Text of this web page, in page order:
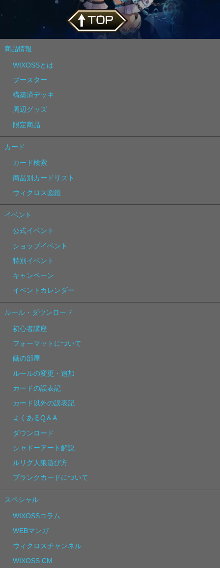
商品情報
WIXOSSとは
ブースター
構築済デッキ
周辺グッズ
限定商品
カード
カード検索
商品別カードリスト
ウィクロス図鑑
イベント
公式イベント
ショップイベント
特別イベント
キャンペーン
イベントカレンダー
ルール・ダウンロード
初心者講座
フォーマットについて
繭の部屋
ルールの変更・追加
カードの誤表記
カード以外の誤表記
よくあるQ＆A
ダウンロード
シャドーアート解説
ルリグ人狼遊び方
ブランクカードについて
スペシャル
WIXOSSコラム
WEBマンガ
ウィクロスチャンネル
WIXOSS CM